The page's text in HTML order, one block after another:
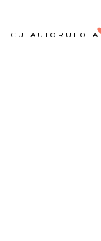
CU AUTORULOTA